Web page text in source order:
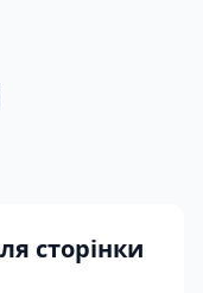
сторінки